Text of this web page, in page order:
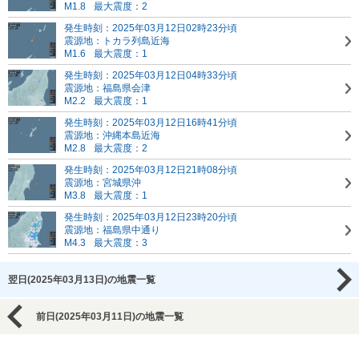
M1.8
最大震度：2
発生時刻：2025年03月12日02時23分頃
震源地：トカラ列島近海
M1.6
最大震度：1
発生時刻：2025年03月12日04時33分頃
震源地：福島県会津
M2.2
最大震度：1
発生時刻：2025年03月12日16時41分頃
震源地：沖縄本島近海
M2.8
最大震度：2
発生時刻：2025年03月12日21時08分頃
震源地：宮城県沖
M3.8
最大震度：1
発生時刻：2025年03月12日23時20分頃
震源地：福島県中通り
M4.3
最大震度：3
翌日(2025年03月13日)の地震一覧
前日(2025年03月11日)の地震一覧